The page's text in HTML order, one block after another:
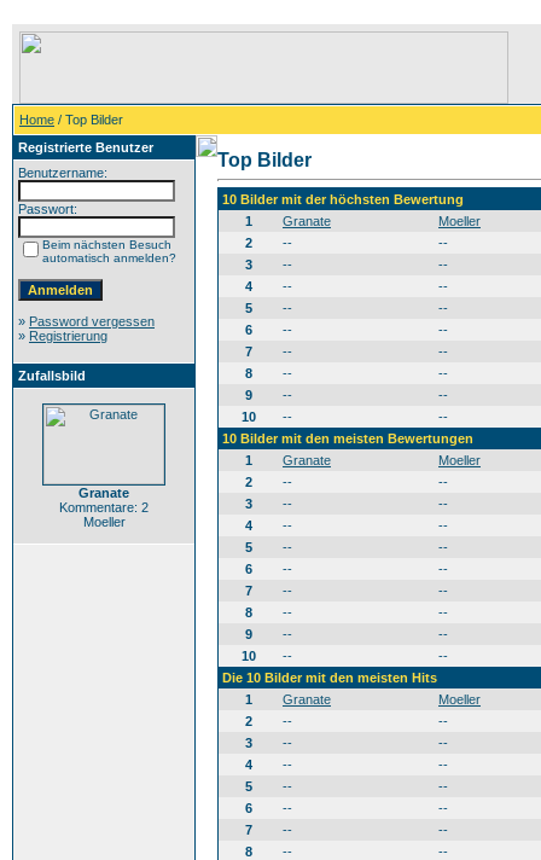
Home / Top Bilder
Registrierte Benutzer
Benutzername:
Passwort:
Beim nächsten Besuch
automatisch anmelden?
» Password vergessen
» Registrierung
Zufallsbild
Granate
Kommentare: 2
Moeller
Top Bilder
10 Bilder mit der höchsten Bewertung
1
Granate
Moeller
2
--
--
3
--
--
4
--
--
5
--
--
6
--
--
7
--
--
8
--
--
9
--
--
10
--
--
10 Bilder mit den meisten Bewertungen
1
Granate
Moeller
2
--
--
3
--
--
4
--
--
5
--
--
6
--
--
7
--
--
8
--
--
9
--
--
10
--
--
Die 10 Bilder mit den meisten Hits
1
Granate
Moeller
2
--
--
3
--
--
4
--
--
5
--
--
6
--
--
7
--
--
8
--
--